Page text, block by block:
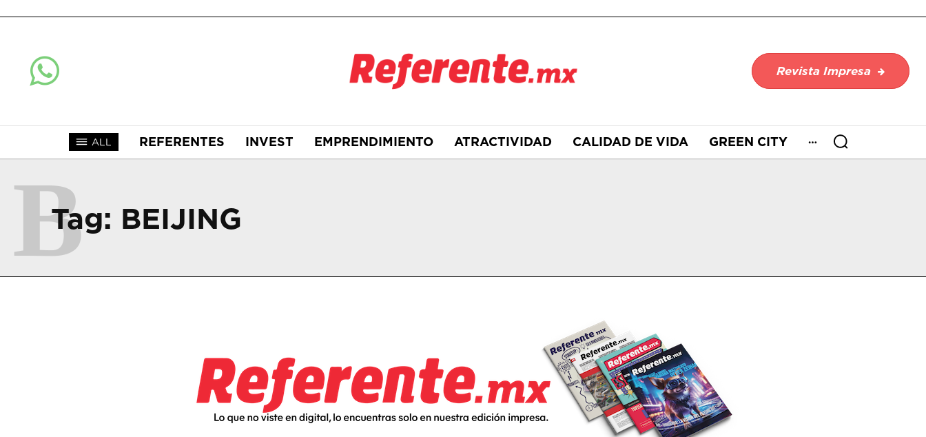
Revista Impresa
ALL REFERENTES INVEST EMPRENDIMIENTO ATRACTIVIDAD CALIDAD DE VIDA GREEN CITY
Tag: BEIJING
B